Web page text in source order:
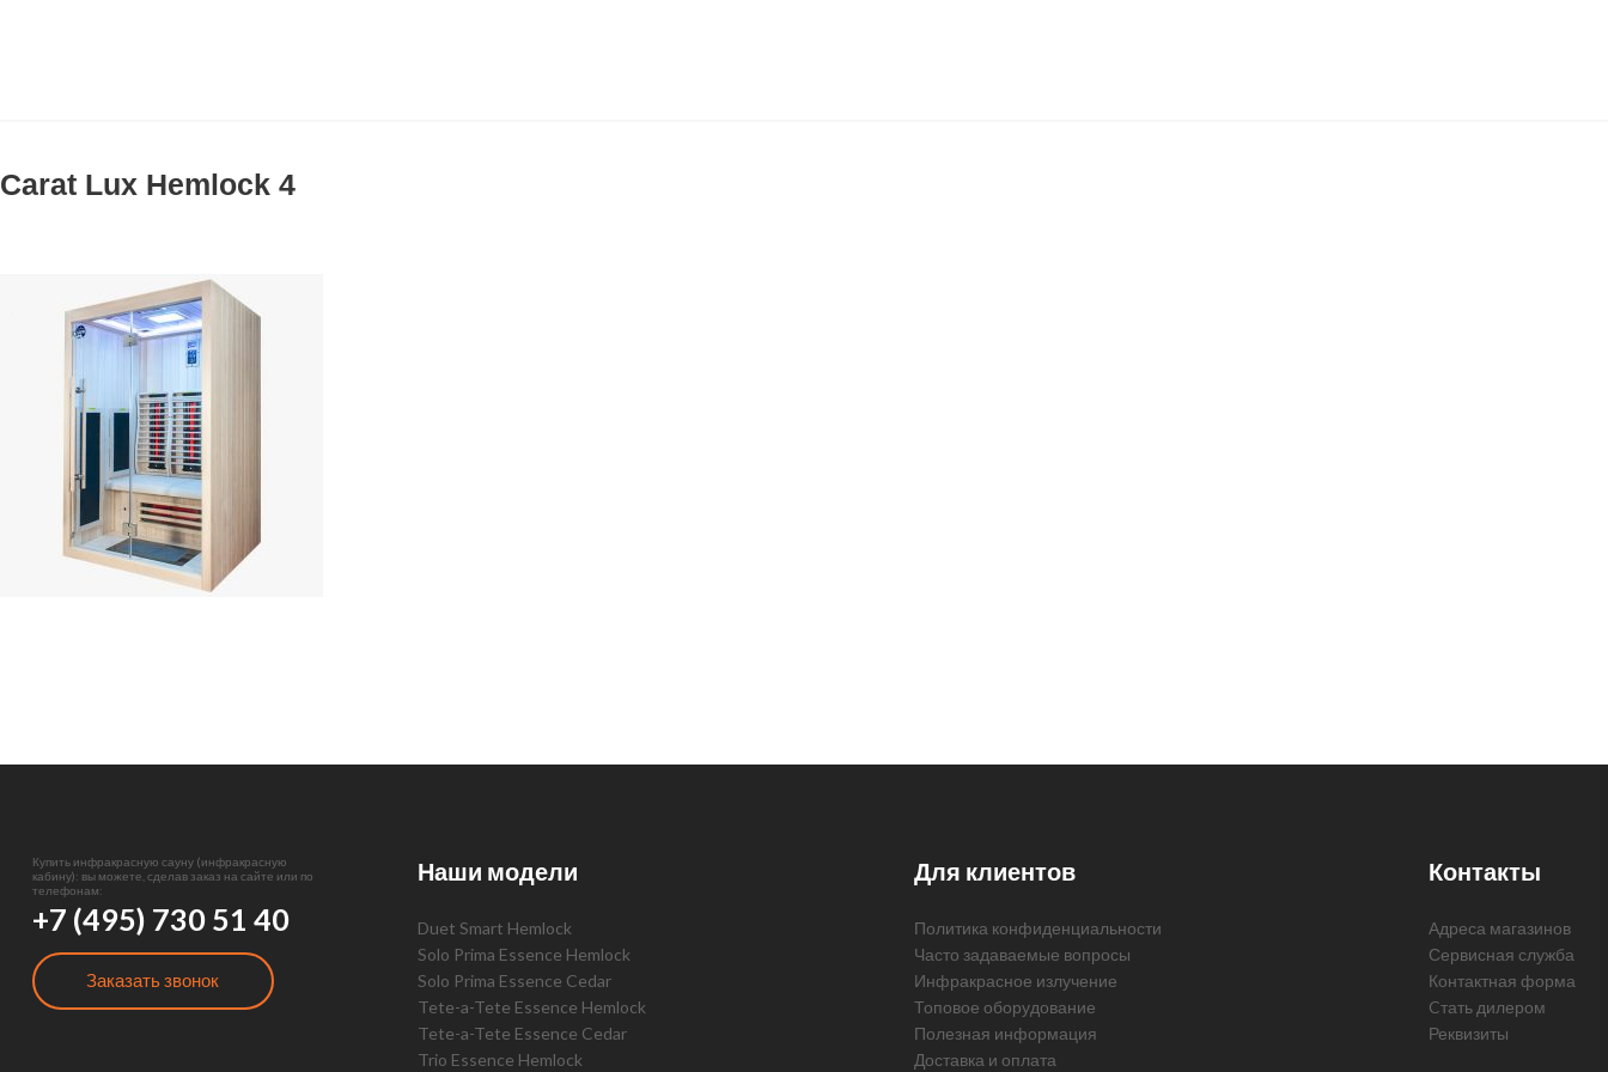
Carat Lux Hemlock 4
Купить инфракрасную сауну (инфракрасную
кабину): вы можете, сделав заказ на сайте или по
телефонам:
+7 (495) 730 51 40
Заказать звонок
Наши модели
Duet Smart Hemlock
Solo Prima Essence Hemlock
Solo Prima Essence Cedar
Tete-a-Tete Essence Hemlock
Tete-a-Tete Essence Cedar
Trio Essence Hemlock
Для клиентов
Политика конфиденциальности
Часто задаваемые вопросы
Инфракрасное излучение
Топовое оборудование
Полезная информация
Доставка и оплата
Контакты
Адреса магазинов
Сервисная служба
Контактная форма
Cтать дилером
Реквизиты